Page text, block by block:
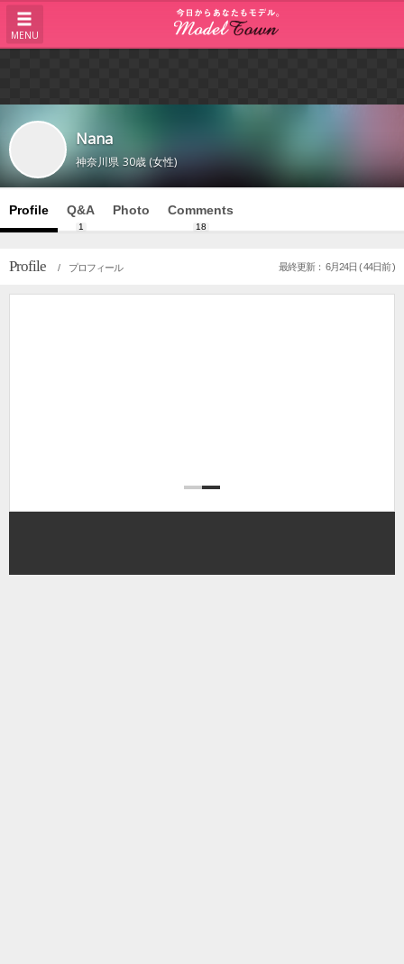
MENU
Nana
神奈川県 30歳 (女性)
Profile Q&A
1
Photo Comments
18
Profile / プロフィール 最終更新： 6月24日 ( 44日前 )